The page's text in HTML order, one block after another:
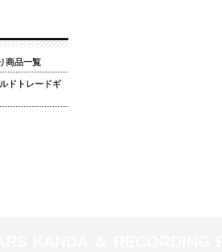
商品一覧
ドトレードギ